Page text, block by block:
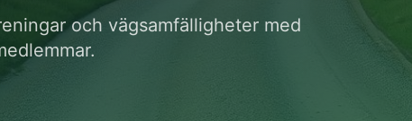
och vägsamfälligheter med